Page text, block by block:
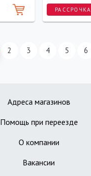
РАССРОЧКА
2 3 4 5 6
Адреса магазинов
Помощь при переезде
О компании
Вакансии